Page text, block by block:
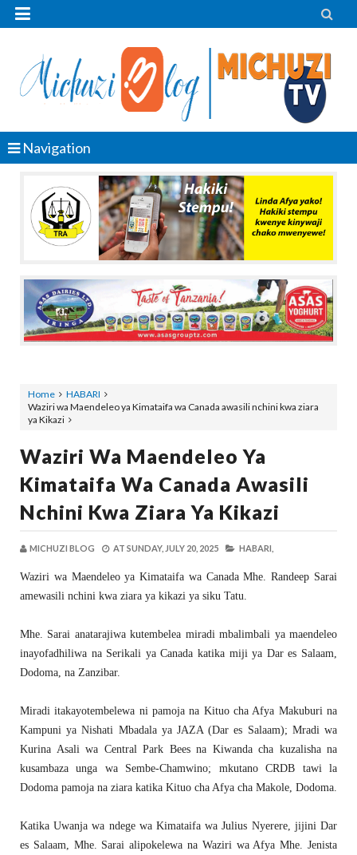
 
Navigation
Home
HABARI
Waziri wa Maendeleo ya Kimataifa wa Canada awasili nchini kwa ziara
ya Kikazi
Waziri Wa Maendeleo Ya
Kimataifa Wa Canada Awasili
Nchini Kwa Ziara Ya Kikazi
MICHUZI BLOG AT SUNDAY, JULY 20, 2025 HABARI,
Waziri wa Maendeleo ya Kimataifa wa Canada Mhe. Randeep Sarai
amewasili nchini kwa ziara ya kikazi ya siku Tatu.
Mhe. Sarai anatarajiwa kutembelea miradi mbalimbali ya maendeleo
inayofadhiliwa na Serikali ya Canada katika miji ya Dar es Salaam,
Dodoma, na Zanzibar.
Miradi itakayotembelewa ni pamoja na Kituo cha Afya Makuburi na
Kampuni ya Nishati Mbadala ya JAZA (Dar es Salaam); Mradi wa
Kurina Asali wa Central Park Bees na Kiwanda cha kuzalisha na
kusambaza unga wa Sembe-Chamwino; mkutano CRDB tawi la
Dodoma pamoja na ziara katika Kituo cha Afya cha Makole, Dodoma.
Katika Uwanja wa ndege wa Kimataifa wa Julius Nyerere, jijini Dar
es Salaam, Mhe. Sarai alipokelewa na Waziri wa Afya Mhe. Jenista